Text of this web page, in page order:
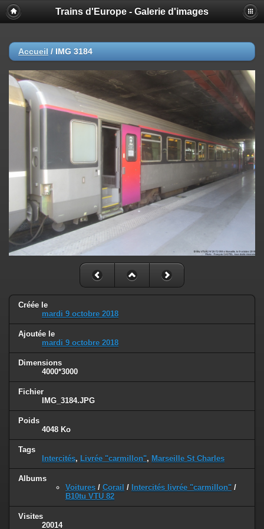
Trains d'Europe - Galerie d'images
Accueil / IMG 3184
Créée le
mardi 9 octobre 2018
Ajoutée le
mardi 9 octobre 2018
Dimensions
4000*3000
Fichier
IMG_3184.JPG
Poids
4048 Ko
Tags
Intercités, Livrée "carmillon", Marseille St Charles
Albums
Voitures / Corail / Intercités livrée "carmillon" /
B10tu VTU 82
Visites
20014